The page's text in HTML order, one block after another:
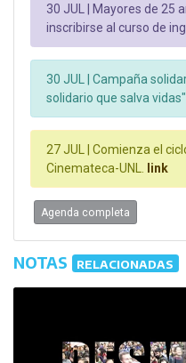
30 JUL | Mayores de 25
inscribirse al curso de
30 JUL | Campaña
solidario que salva
27 JUL | Comienza el
Cinemateca-UNL.
link
Agenda completa
NOTAS RELACIONADAS